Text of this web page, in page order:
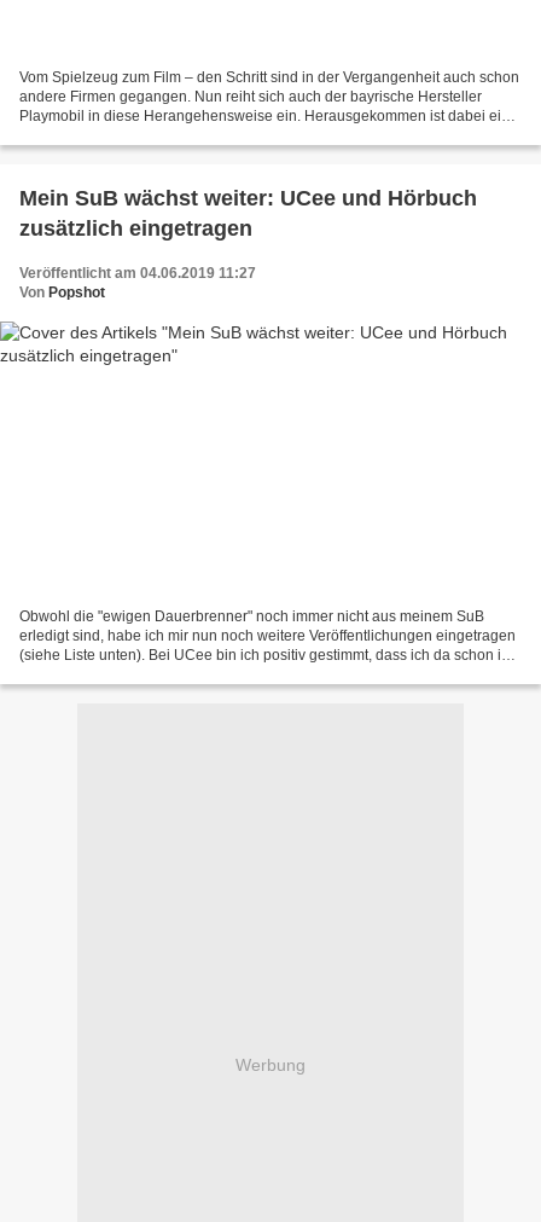
Vom Spielzeug zum Film – den Schritt sind in der Vergangenheit auch schon
andere Firmen gegangen. Nun reiht sich auch der bayrische Hersteller
Playmobil in diese Herangehensweise ein. Herausgekommen ist dabei ein
Mein SuB wächst weiter: UCee und Hörbuch
zusätzlich eingetragen
Veröffentlicht am 04.06.2019 11:27
Von Popshot
Obwohl die "ewigen Dauerbrenner" noch immer nicht aus meinem SuB
erledigt sind, habe ich mir nun noch weitere Veröffentlichungen eingetragen
(siehe Liste unten). Bei UCee bin ich positiv gestimmt, dass ich da schon in
Werbung